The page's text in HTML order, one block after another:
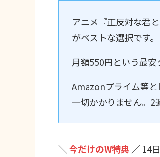
アニメ『正反対な君
がベストな選択です。
月額550円という最安
Amazonプライム等
一切かかりません。2
＼ 今だけのW特典 ／ 14